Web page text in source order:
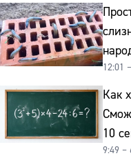
12:01
Как
10
9:49 –